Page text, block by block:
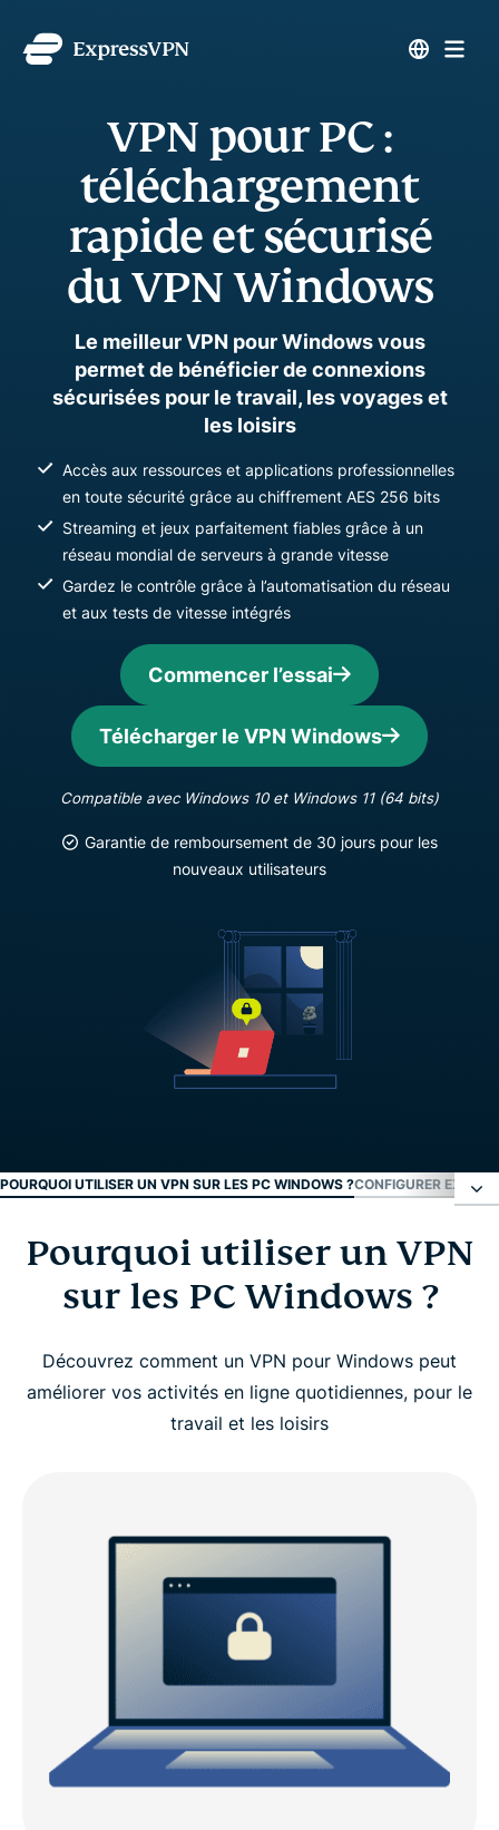
VPN pour PC :
téléchargement
rapide et sécurisé
du VPN Windows
Le meilleur VPN pour Windows vous
permet de bénéficier de connexions
sécurisées pour le travail, les voyages et
les loisirs
Accès aux ressources et applications professionnelles
en toute sécurité grâce au chiffrement AES 256 bits
Streaming et jeux parfaitement fiables grâce à un
réseau mondial de serveurs à grande vitesse
Gardez le contrôle grâce à l’automatisation du réseau
et aux tests de vitesse intégrés
Commencer l’essai
Télécharger le VPN Windows
Compatible avec Windows 10 et Windows 11 (64 bits)
Garantie de remboursement de 30 jours pour les
nouveaux utilisateurs
POURQUOI UTILISER UN VPN SUR LES PC WINDOWS ?CONFIGURER
Pourquoi utiliser un VPN sur les PC Windows ?
Configurer ExpressVPN sur Windows en 3 étapes
Guide vidéo : installer ExpressVPN sur votre PC
ExpressVPN vs. VPN gratuits pour PC
Pourquoi est-il recommandé d’avoir un VPN sur un
appareil Windows ?
Fonctionnalités avancées d’ExpressVPN pour
Windows
Pourquoi utiliser un VPN
sur les PC Windows ?
Découvrez comment un VPN pour Windows peut
améliorer vos activités en ligne quotidiennes, pour le
travail et les loisirs